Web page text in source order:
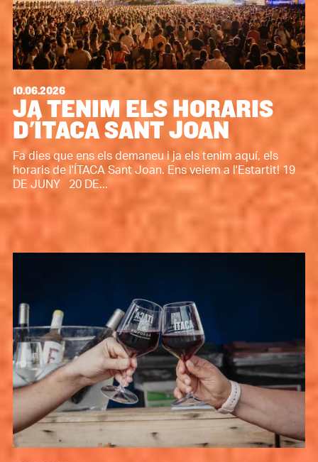
10.06.2026
JA TENIM ELS HORARIS
D'ÍTACA SANT JOAN
Fa dies que ens els demaneu i ja els tenim aquí, els
horaris de l'ÍTACA Sant Joan. Ens veiem a l'Estartit! 19
DE JUNY 20 DE...